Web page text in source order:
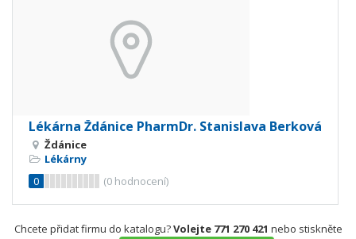
Lékárna Ždánice PharmDr. Stanislava Berková
Ždánice
Lékárny
0
(0 hodnocení)
Chcete přidat firmu do katalogu?Volejte 771 270 421 nebo stiskněte